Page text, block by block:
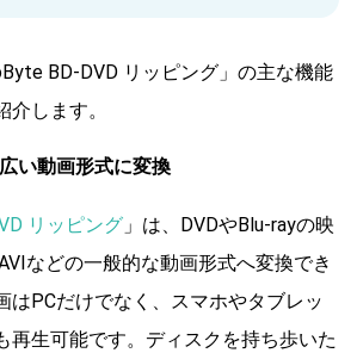
BD-DVD リッピング」の主な機能
します。
い動画形式に変換
リッピング 」は、DVDやBlu-rayの映
などの一般的な動画形式へ変換でき
はPCだけでなく、スマホやタブレッ
再生可能です。ディスクを持ち歩いた